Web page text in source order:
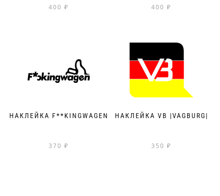
400 ₽ 400 ₽
НАКЛЕЙКА F**KINGWAGEN
370 ₽
НАКЛЕЙКА VB |VAGBURG|
350 ₽